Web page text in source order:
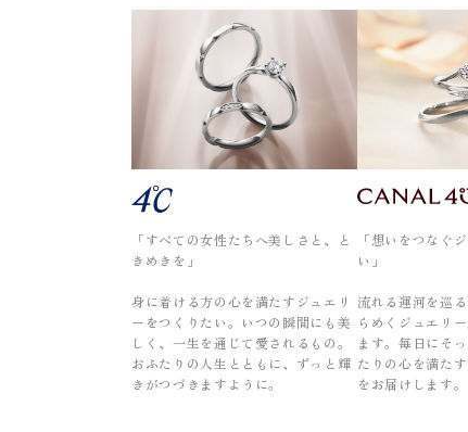
「すべての女性たちへ美しさと、と
きめきを」
身に着ける方の心を満たすジュエリ
ーをつくりたい。いつの瞬間にも美
しく、一生を通じて愛されるもの。
おふたりの人生とともに、ずっと輝
きがつづきますように。
「想いをつなぐ
い」
流れる運河を巡
らめくジュエリ
ます。毎日にそ
たりの心を満た
をお届けします。